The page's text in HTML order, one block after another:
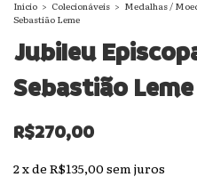
Início > Colecionáveis > Medalhas /
Sebastião Leme
Jubileu
Sebastião Leme
R$270,00
2xde R$135,00 sem juros